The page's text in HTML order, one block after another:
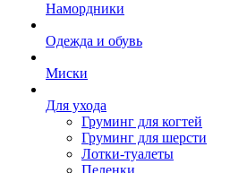
Намордники
Одежда и обувь
Миски
Для ухода
Груминг для когтей
Груминг для шерсти
Лотки-туалеты
Пеленки